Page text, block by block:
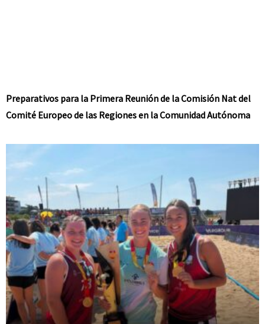
Preparativos para la Primera Reunión de la Comisión Nat del
Comité Europeo de las Regiones en la Comunidad Autónoma